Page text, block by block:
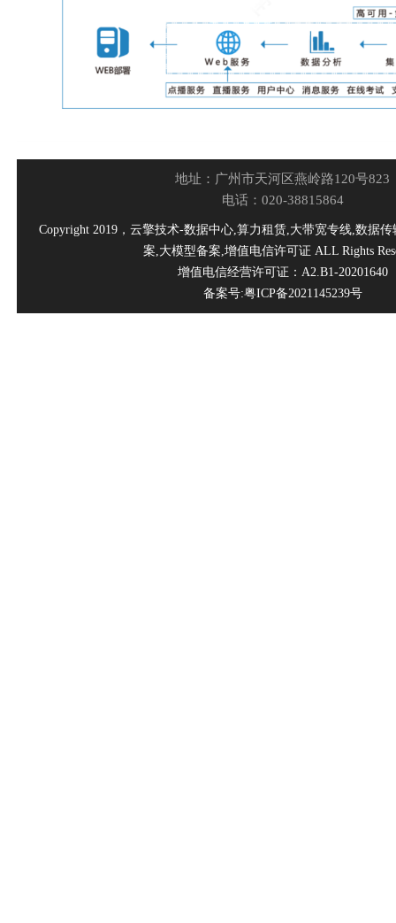
地址：广州市天河区燕岭路120号823
电话：020-38815864
Copyright 2019，云擎技术-数据中心,算力租赁,大带宽专线,数据
案,大模型备案,增值电信许可证 ALL Rights
增值电信经营许可证：A2.B1-20201640
备案号:粤ICP备2021145239号